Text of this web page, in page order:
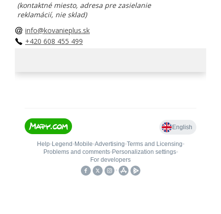
(kontaktné miesto, adresa pre zasielanie
reklamácií, nie sklad)
info@kovanieplus.sk
+420 608 455 499